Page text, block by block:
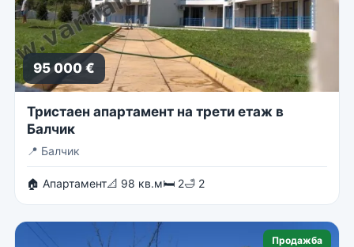
95 000 €
Тристаен апартамент на трети етаж в
Балчик
📍 Балчик
🏠 Апартамент📐 98 кв.м🛏 2🛁 2
Продажба